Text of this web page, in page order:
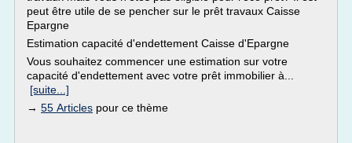
peut être utile de se pencher sur le prêt travaux Caisse
Epargne
Estimation capacité d'endettement Caisse d'Epargne
Vous souhaitez commencer une estimation sur votre
capacité d'endettement avec votre prêt immobilier à...
[suite...]
→ 55 Articles pour ce thème